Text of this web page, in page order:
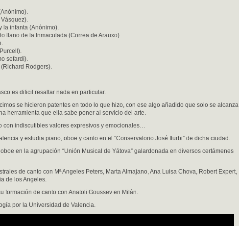
la infanta (Anónimo).
llano de la Inmaculada (Correa de Arauxo).
sefardí).
Rodgers).
es dificil resaltar nada en particular.
se hicieron patentes en todo lo que hizo, con ese algo añadido que solo se alcanza
herramienta que ella sabe poner al servicio del arte.
con in​disc​utibles valores expresivos y emocionales…
y estudia piano, oboe y canto en el “Conservatorio José Iturbi” de dicha ciudad.
en la agrupación “Unión Musical de Yátova” galardonada en diversos certámenes
de canto con Mª Angeles Peters, Marta Almajano, Ana Luisa Chova, Robert Expert,
de los Angeles.
formación de canto con Anatoli Goussev en Milán.
por la Universidad de Valencia.